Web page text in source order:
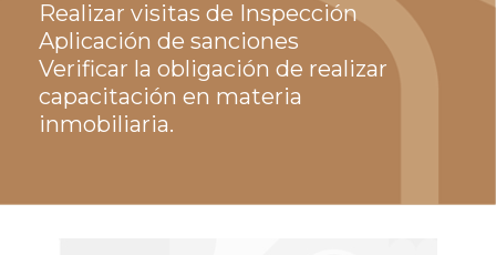
Realizar visitas de Inspección
Aplicación de sanciones
Verificar la obligación de realizar
capacitación en materia
inmobiliaria.